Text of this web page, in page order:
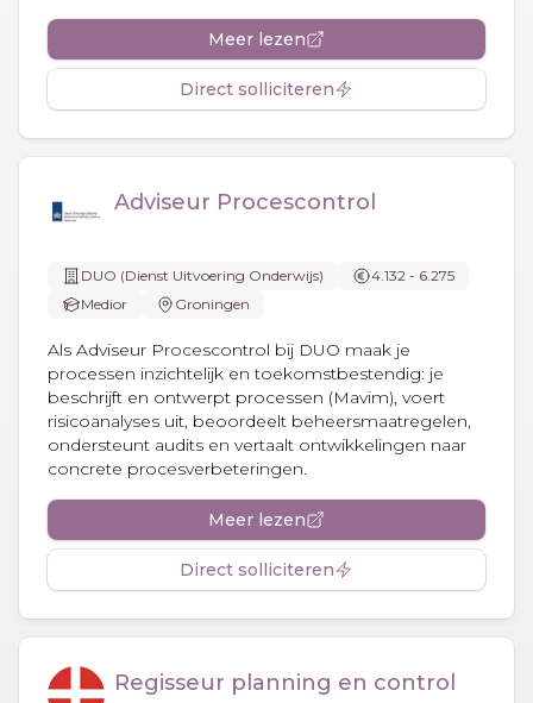
Meer lezen
Direct solliciteren
Adviseur Procescontrol
DUO (Dienst Uitvoering Onderwijs)
4.132 - 6.275
Medior
Groningen
Als Adviseur Procescontrol bij DUO maak je
processen inzichtelijk en toekomstbestendig: je
beschrijft en ontwerpt processen (Mavim), voert
risicoanalyses uit, beoordeelt beheersmaatregelen,
ondersteunt audits en vertaalt ontwikkelingen naar
concrete procesverbeteringen.
Meer lezen
Direct solliciteren
Regisseur planning en control